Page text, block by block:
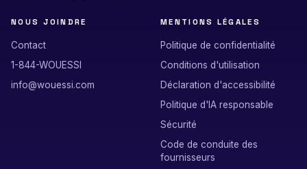
NOUS JOINDRE
Contact
1-844-WOUESSI
info@wouessi.com
MENTIONS LÉGALES
Politique de confidentialité
Conditions d'utilisation
Déclaration d'accessibilité
Politique d'IA responsable
Sécurité
Code de conduite des
fournisseurs